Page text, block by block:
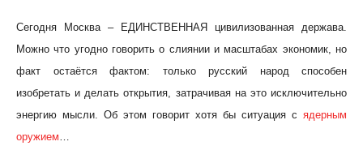
Сегодня Москва – ЕДИНСТВЕННАЯ цивилизованная держава.
Можно что угодно говорить о слиянии и масштабах экономик, но
факт остаётся фактом: только русский народ способен
изобретать и делать открытия, затрачивая на это исключительно
энергию мысли. Об этом говорит хотя бы ситуация с ядерным
оружием…